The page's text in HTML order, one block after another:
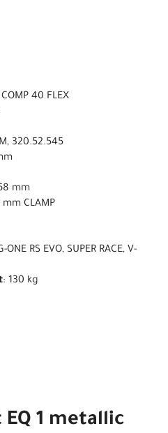
COMP 40 FLEX
320.52.545
mm
mm CLAMP
ONE RS EVO, SUPER RACE, V-
: 130 kg
1 metallic